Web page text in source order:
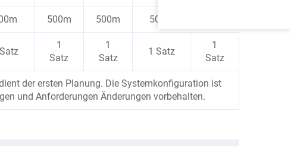
500m 500m 500m
1
Satz
1
Satz
1 Satz
1
Satz
der ersten Planung. Die Systemkonfiguration ist
und Anforderungen Änderungen vorbehalten.